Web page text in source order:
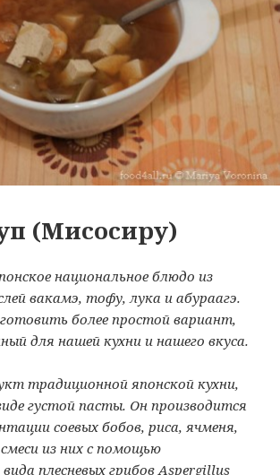
(Мисосиру)
национальное блюдо из
вакамэ, тофу, лука и абураагэ.
более простой вариант,
для нашей кухни и нашего вкуса.
традиционной японской кухни,
густой пасты. Он производится
соевых бобов, риса, ячменя,
из них с помощью
вида плесневых грибов Aspergillus